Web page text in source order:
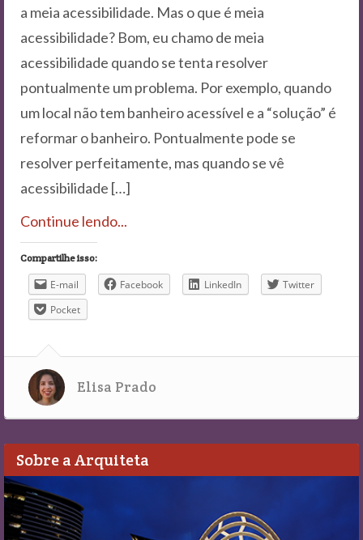
a meia acessibilidade. Mas o que é meia
acessibilidade? Bom, eu chamo de meia
acessibilidade quando se tenta resolver
pontualmente um problema. Por exemplo, quando
um local não tem banheiro acessível e a “solução” é
reformar o banheiro. Pontualmente pode se
resolver perfeitamente, mas quando se vê
acessibilidade […]
Continue lendo...
Compartilhe isso:
E-mail Facebook LinkedIn
Twitter
Pocket
Elisa Prado
Sobre a Arquiteta